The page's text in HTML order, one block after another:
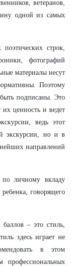
ветеранов,
одной из самых
строк,
фотографий
материалы несут
Поэтому
подписаны. Это
их ценность и ведет
ведь этот
экскурсии, но и в
направлений
личному вкладу
говорящего
– это стиль,
здесь играет не
в этом
профессиональных